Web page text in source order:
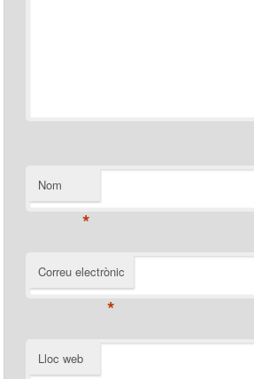
Nom
*
Correu electrònic
*
Lloc web